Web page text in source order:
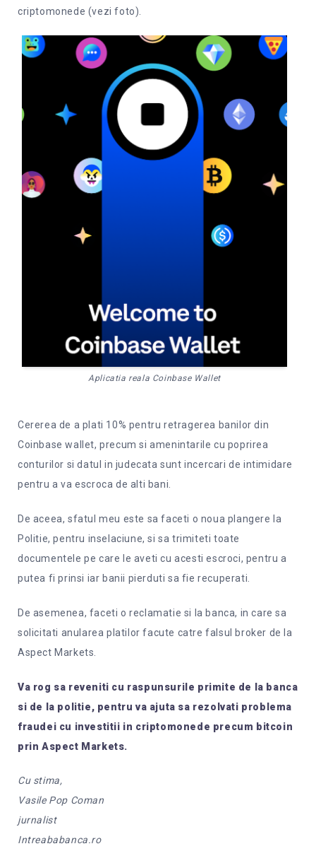
criptomonede (vezi foto).
Aplicatia reala Coinbase Wallet
Cererea de a plati 10% pentru retragerea banilor din
Coinbase wallet, precum si amenintarile cu poprirea
conturilor si datul in judecata sunt incercari de intimidare
pentru a va escroca de alti bani.
De aceea, sfatul meu este sa faceti o noua plangere la
Politie, pentru inselaciune, si sa trimiteti toate
documentele pe care le aveti cu acesti escroci, pentru a
putea fi prinsi iar banii pierduti sa fie recuperati.
De asemenea, faceti o reclamatie si la banca, in care sa
solicitati anularea platilor facute catre falsul broker de la
Aspect Markets.
Va rog sa reveniti cu raspunsurile primite de la banca
si de la politie, pentru va ajuta sa rezolvati problema
fraudei cu investitii in criptomonede precum bitcoin
prin Aspect Markets.
Cu stima,
Vasile Pop Coman
jurnalist
Intreababanca.ro